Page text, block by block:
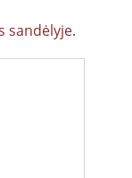
sandėlyje.